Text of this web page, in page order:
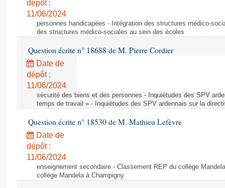
dépôt :
11/06/2024
personnes handicapées - Intégration des structures médico-
des structures médico-sociales au sein des écoles
Question écrite n° 18688 de M. Pierre Cordier
Date de
dépôt :
11/06/2024
sécurité des biens et des personnes - Inquiétudes des SPV
temps de travail » - Inquiétudes des SPV ardennais sur la
Question écrite n° 18530 de M. Mathieu Lefèvre
Date de
dépôt :
11/06/2024
enseignement secondaire - Classement REP du collège
collège Mandela à Champigny